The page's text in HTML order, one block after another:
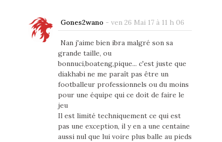
Gones2wano - ven 26 Mai 17 à 11 h 06
Nan j'aime bien ibra malgré son sa
grande taille, ou
bonnuci,boateng,pique... c'est juste que
diakhabi ne me paraît pas être un
footballeur professionnels ou du moins
pour une équipe qui ce doit de faire le
jeu
Il est limité techniquement ce qui est
pas une exception, il y en a une centaine
aussi nul que lui voire plus balle au pieds